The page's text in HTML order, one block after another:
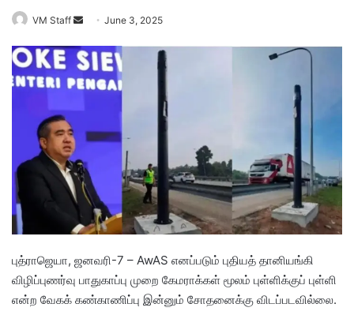
VM Staff
n
d
e
a
i
June 3, 2025
புத்ராஜெயா, ஜனவரி-7 – AwAS எனப்படும் புதியத் தானியங்கி
விழிப்புணர்வு பாதுகாப்பு முறை கேமராக்கள் மூலம் புள்ளிக்குப் புள்ளி
என்ற வேகக் கண்காணிப்பு இன்னும் சோதனைக்கு விடப்படவில்லை.